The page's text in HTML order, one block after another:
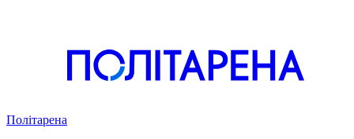
Політарена